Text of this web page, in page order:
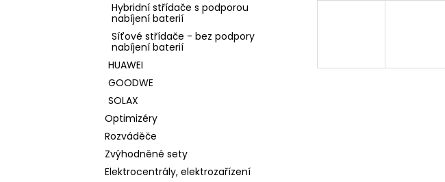
Hybridní střídače s podporou
nabíjení baterií
Síťové střídače - bez podpory
nabíjení baterií
HUAWEI
GOODWE
SOLAX
Optimizéry
Rozváděče
Zvýhodněné sety
Elektrocentrály, elektrozařízení
VARIO 140MM DVOJITĚ NASTAVITELNÝ